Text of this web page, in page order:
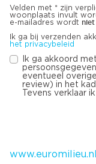
Velden met * zijn
woonplaats invult
e-mailadres wordt niet
Ik ga bij verzenden
het privacybeleid
Ik ga akkoord
eventueel
review) in het
Tevens verklaar
www.euromilieu.nl